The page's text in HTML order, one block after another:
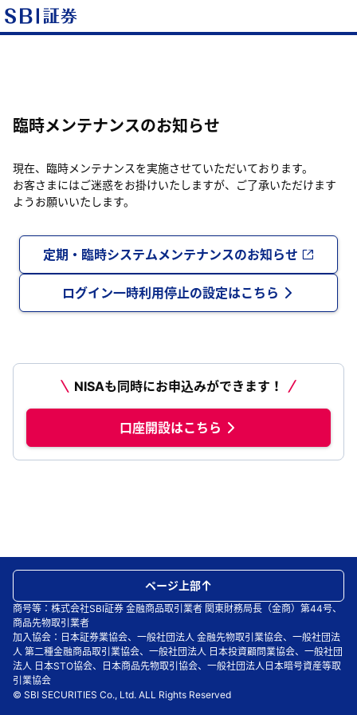
臨時メンテナンスのお知らせ
現在、臨時メンテナンスを実施させていただいております。
お客さまにはご迷惑をお掛けいたしますが、ご了承いただけます
ようお願いいたします。
定期・臨時システムメンテナンスのお知らせ
ログイン一時利用停止の設定はこちら
NISAも同時にお申込みができます！
口座開設はこちら
商号等：株式会社SBI証券 金融商品取引業者 関東財務局長（金商）第44号、
商品先物取引業者
加入協会：日本証券業協会、一般社団法人 金融先物取引業協会、一般社団法
人 第二種金融商品取引業協会、一般社団法人 日本投資顧問業協会、一般社団
法人 日本STO協会、日本商品先物取引協会、一般社団法人日本暗号資産等取
引業協会
© SBI SECURITIES Co., Ltd. ALL Rights Reserved
ページ上部